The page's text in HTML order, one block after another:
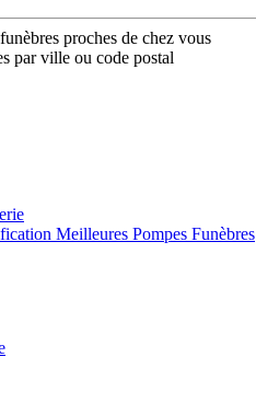
proches de chez vous
par ville ou code postal
Meilleures Pompes Funèbres